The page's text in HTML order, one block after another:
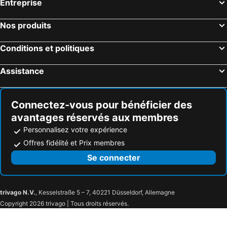
South Boardman, hôtels avec parking
Entreprise
Nos produits
Conditions et politiques
Assistance
Connectez-vous pour bénéficier des
avantages réservés aux membres
Personnalisez votre expérience
Offres fidélité et Prix membres
Se connecter
trivago N.V., Kesselstraße 5 – 7, 40221 Düsseldorf, Allemagne
Copyright 2026 trivago | Tous droits réservés.